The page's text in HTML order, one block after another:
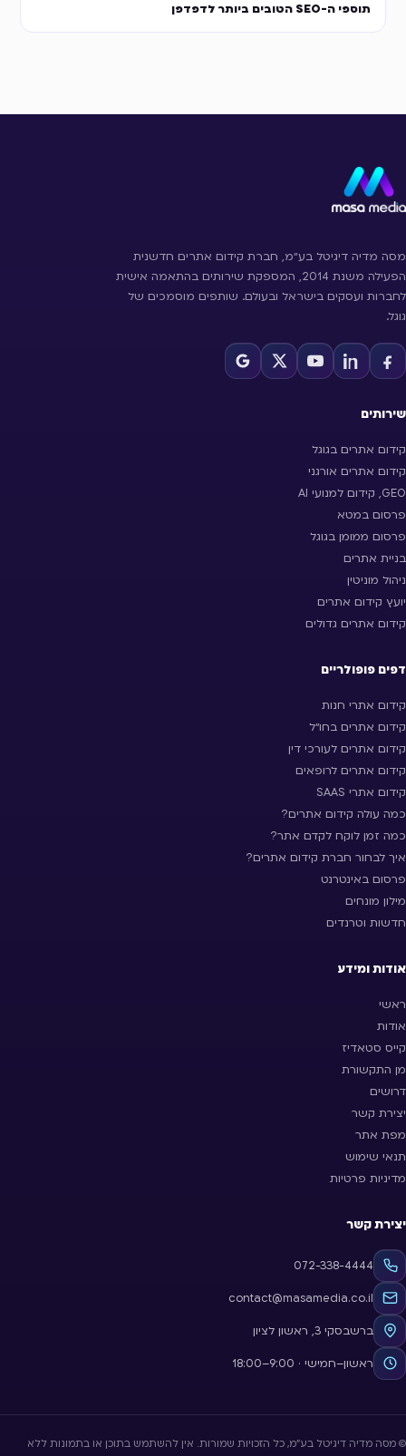
תוספי ה-SEO הטובים ביותר לדפדפן
מסה מדיה דיגיטל בע״מ, חברת קידום אתרים חדשנית
הפעילה משנת 2014, המספקת שירותים בהתאמה אישית
לחברות ועסקים בישראל ובעולם. שותפים מוסמכים של
גוגל.
שירותים
קידום אתרים בגוגל
קידום אתרים אורגני
GEO, קידום למנועי AI
פרסום במטא
פרסום ממומן בגוגל
בניית אתרים
ניהול מוניטין
יועץ קידום אתרים
קידום אתרים גדולים
דפים פופולריים
קידום אתרי חנות
קידום אתרים בחו״ל
קידום אתרים לעורכי דין
קידום אתרים לרופאים
קידום אתרי SAAS
כמה עולה קידום אתרים?
כמה זמן לוקח לקדם אתר?
איך לבחור חברת קידום אתרים?
פרסום באינטרנט
מילון מונחים
חדשות וטרנדים
אודות ומידע
ראשי
אודות
קייס סטאדיז
מן התקשורת
דרושים
יצירת קשר
מפת אתר
תנאי שימוש
מדיניות פרטיות
יצירת קשר
072-338-4444
contact@masamedia.co.il
ברשבסקי 3, ראשון לציון
ראשון–חמישי · 9:00–18:00
© מסה מדיה דיגיטל בע״מ, כל הזכויות שמורות. אין להשתמש בתוכן או בתמונות ללא